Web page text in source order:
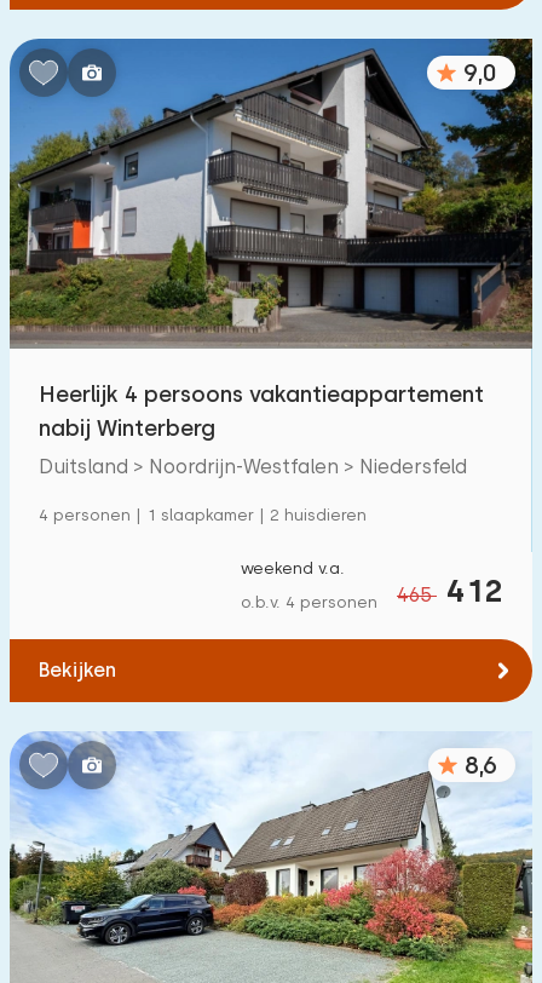
9,0
Heerlijk 4 persoons vakantieappartement
nabij Winterberg
Duitsland > Noordrijn-Westfalen > Niedersfeld
4 personen | 1 slaapkamer | 2 huisdieren
465 412
weekend v.a.
o.b.v. 4 personen
Bekijken
8,6